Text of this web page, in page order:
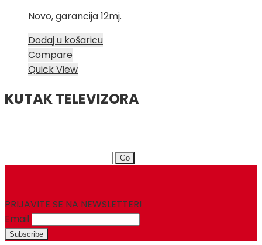
Novo, garancija 12mj.
Dodaj u košaricu
Compare
Quick View
KUTAK TELEVIZORA
Search
PRIJAVITE SE NA NEWSLETTER!
Email